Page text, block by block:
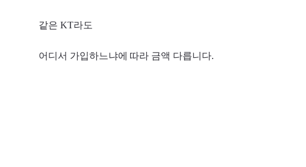
같은 KT라도
어디서 가입하느냐에 따라 금액 다릅니다.